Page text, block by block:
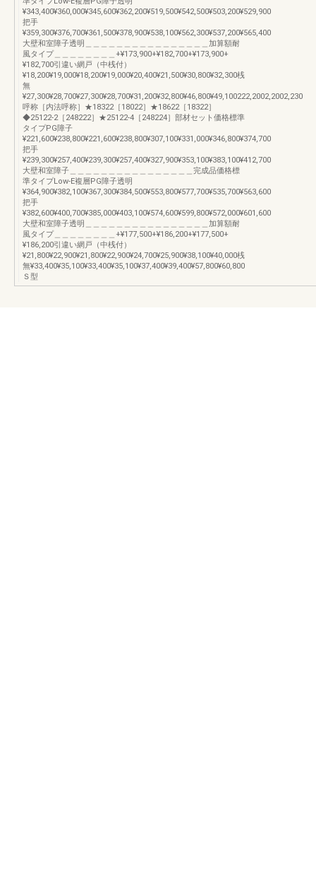
¥343,400¥360,000¥345,600¥362,200¥519,500¥542,500¥503,200¥529,900
把手
¥359,300¥376,700¥361,500¥378,900¥538,100¥562,300¥537,200¥565,400
大壁和室障子透明＿＿＿＿＿＿＿＿＿＿＿＿＿＿＿＿加算額耐
風タイプ＿＿＿＿＿＿＿＿+¥173,900+¥182,700+¥173,900+
¥182,700引違い網戸（中桟付）
¥18,200¥19,000¥18,200¥19,000¥20,400¥21,500¥30,800¥32,300桟
無
¥27,300¥28,700¥27,300¥28,700¥31,200¥32,800¥46,800¥49,100222,2002,2002,230
呼称［内法呼称］★18322［18022］★18622［18322］
◆25122-2［248222］★25122-4［248224］部材セット価格標準
タイプPG障子
¥221,600¥238,800¥221,600¥238,800¥307,100¥331,000¥346,800¥374,700
把手
¥239,300¥257,400¥239,300¥257,400¥327,900¥353,100¥383,100¥412,700
大壁和室障子＿＿＿＿＿＿＿＿＿＿＿＿＿＿＿＿完成品価格標
準タイプLow-E複層PG障子透明
¥364,900¥382,100¥367,300¥384,500¥553,800¥577,700¥535,700¥563,600
把手
¥382,600¥400,700¥385,000¥403,100¥574,600¥599,800¥572,000¥601,600
大壁和室障子透明＿＿＿＿＿＿＿＿＿＿＿＿＿＿＿＿加算額耐
風タイプ＿＿＿＿＿＿＿＿+¥177,500+¥186,200+¥177,500+
¥186,200引違い網戸（中桟付）
¥21,800¥22,900¥21,800¥22,900¥24,700¥25,900¥38,100¥40,000桟
無¥33,400¥35,100¥33,400¥35,100¥37,400¥39,400¥57,800¥60,800
Ｓ型